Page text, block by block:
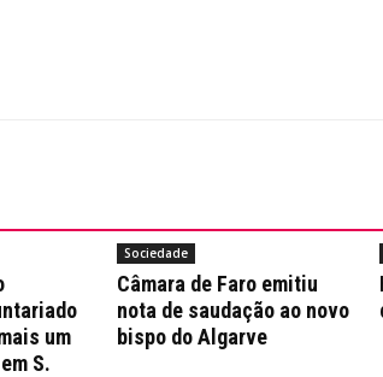
um
S.
Sociedade
Câmara de Faro emitiu
nota de saudação ao novo
bispo do Algarve